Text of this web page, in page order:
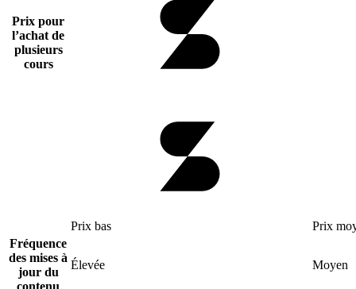
Prix pour
l’achat de
plusieurs
cours
Prix bas
Prix
Fréquence
des mises à
jour du
contenu
Élevée Moyen